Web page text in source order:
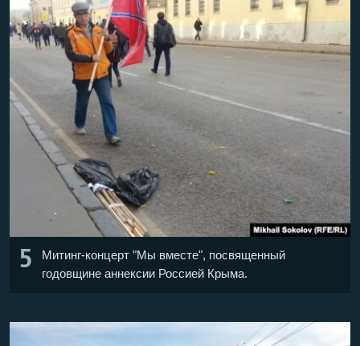
5
Митинг-концерт "Мы вместе", посвященный
годовщине аннексии Россией Крыма.